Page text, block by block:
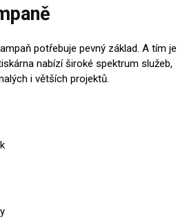
potřebuje pevný základ. A tím je
nabízí široké spektrum služeb,
i větších projektů.